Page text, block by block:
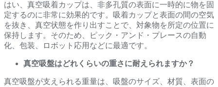
はい、真空吸着カップは、非多孔質の表面に一時的に物を固
定するのに非常に効果的です。吸着カップと表面の間の空気
を抜き、真空状態を作り出すことで、対象物を所定の位置に
保持します。そのため、ピック・アンド・プレースの自動
化、包装、ロボット応用などに最適です。
真空吸盤はどれくらいの重さに耐えられますか？
真空吸盤が支えられる重量は、吸盤のサイズ、材質、表面の